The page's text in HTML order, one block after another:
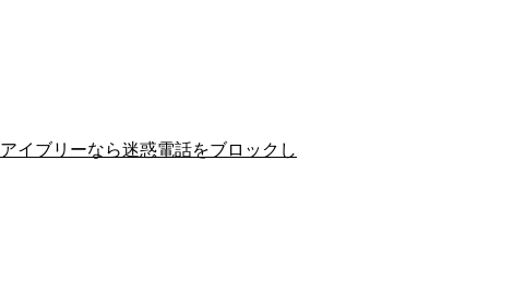
イブリーなら迷惑電話をブロックし